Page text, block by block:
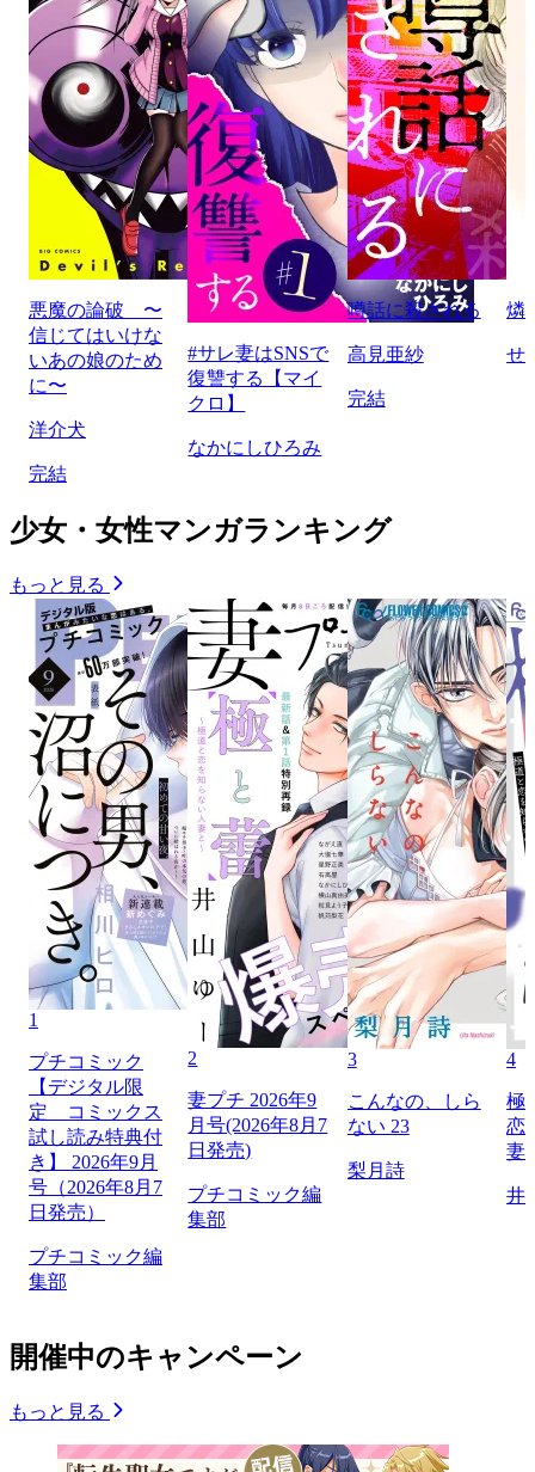
悪魔の論破 〜
信じてはいけな
いあの娘のため
に〜
洋介犬
完結
#サレ妻はSNSで
復讐する【マイ
クロ】
なかにしひろみ
噂話に殺される
高見亜紗
完結
燐
せ
少女・女性マンガランキング
もっと見る
1
プチコミック
【デジタル限
定 コミックス
試し読み特典付
き】 2026年9月
号（2026年8月7
日発売）
プチコミック編
集部
2
妻プチ 2026年9
月号(2026年8月7
日発売)
プチコミック編
集部
3
こんなの、しら
ない 23
梨月詩
4
極
恋
妻
井
開催中のキャンペーン
もっと見る